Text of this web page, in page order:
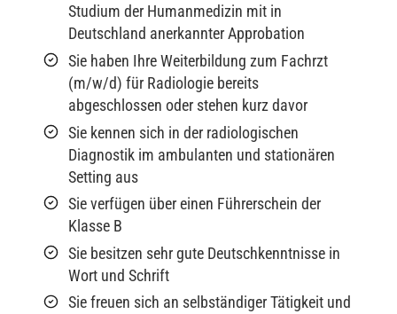
Studium der Humanmedizin mit in
Deutschland anerkannter Approbation
Sie haben Ihre Weiterbildung zum Fachrzt
(m/w/d) für Radiologie bereits
abgeschlossen oder stehen kurz davor
Sie kennen sich in der radiologischen
Diagnostik im ambulanten und stationären
Setting aus
Sie verfügen über einen Führerschein der
Klasse B
Sie besitzen sehr gute Deutschkenntnisse in
Wort und Schrift
Sie freuen sich an selbständiger Tätigkeit und